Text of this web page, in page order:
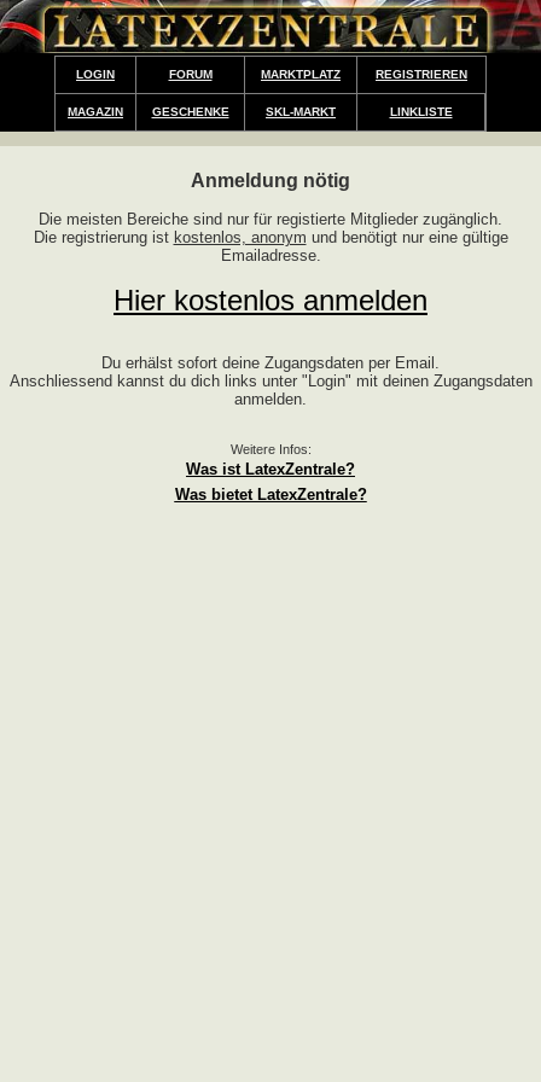
LOGIN FORUM MARKTPLATZ REGISTRIEREN
MAGAZIN GESCHENKE SKL-MARKT LINKLISTE
Anmeldung nötig
Die meisten Bereiche sind nur für registierte Mitglieder zugänglich.
Die registrierung ist kostenlos, anonym und benötigt nur eine gültige
Emailadresse.
Hier kostenlos anmelden
Du erhälst sofort deine Zugangsdaten per Email.
Anschliessend kannst du dich links unter "Login" mit deinen Zugangsdaten
anmelden.
Weitere Infos:
Was ist LatexZentrale?
Was bietet LatexZentrale?